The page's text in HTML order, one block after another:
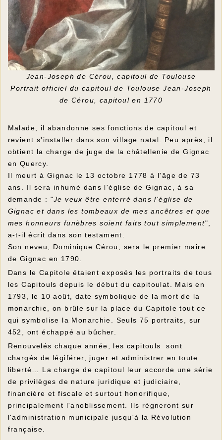
Jean-Joseph de Cérou, capitoul de Toulouse
Portrait officiel du capitoul de Toulouse Jean-Joseph
de Cérou, capitoul en 1770
Malade, il abandonne ses fonctions de capitoul et
revient s'installer dans son village natal. Peu après, il
obtient la charge de juge de la châtellenie de Gignac
en Quercy.
Il meurt à Gignac le 13 octobre 1778 à l'âge de 73
ans. Il sera inhumé dans l'église de Gignac, à sa
demande : "Je veux être enterré dans l'église de
Gignac et dans les tombeaux de mes ancêtres et que
mes honneurs funèbres soient faits tout simplement",
a-t-il écrit dans son testament.
Son neveu, Dominique Cérou, sera le premier maire
de Gignac en 1790.
Dans le Capitole étaient exposés les portraits de tous
les Capitouls depuis le début du capitoulat. Mais en
1793, le 10 août, date symbolique de la mort de la
monarchie, on brûle sur la place du Capitole tout ce
qui symbolise la Monarchie. Seuls 75 portraits, sur
452, ont échappé au bûcher.
Renouvelés chaque année, les capitouls sont
chargés de légiférer, juger et administrer en toute
liberté… La charge de capitoul leur accorde une série
de privilèges de nature juridique et judiciaire,
financière et fiscale et surtout honorifique,
principalement l'anoblissement. Ils régneront sur
l'administration municipale jusqu'à la Révolution
française.